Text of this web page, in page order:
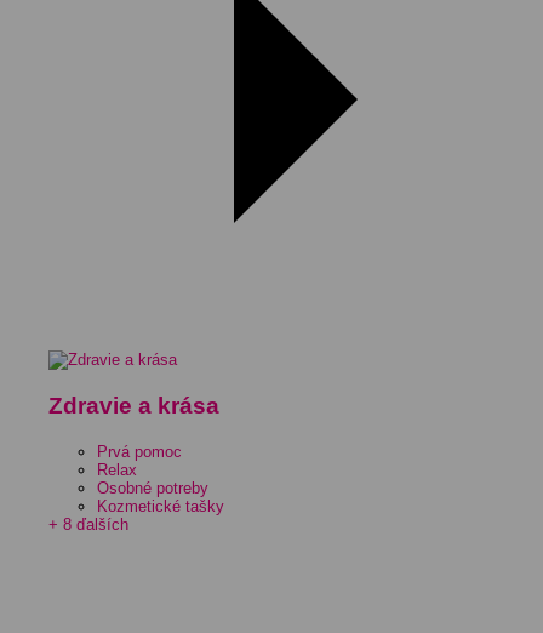
Zdravie a krása
Prvá pomoc
Relax
Osobné potreby
Kozmetické tašky
+ 8 ďalších